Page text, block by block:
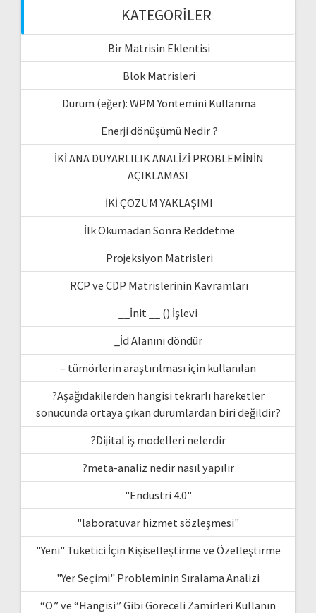
KATEGORILER
Bir Matrisin Eklentisi
Blok Matrisleri
Durum (eğer): WPM Yöntemini Kullanma
Enerji dönüşümü Nedir ?
İKİ ANA DUYARLILIK ANALİZİ PROBLEMİNİN
AÇIKLAMASI
İKİ ÇÖZÜM YAKLAŞIMI
İlk Okumadan Sonra Reddetme
Projeksiyon Matrisleri
RCP ve CDP Matrislerinin Kavramları
__İnit __ () İşlevi
_İd Alanını döndür
– tümörlerin araştırılması için kullanılan
?Aşağıdakilerden hangisi tekrarlı hareketler
sonucunda ortaya çıkan durumlardan biri değildir?
?Dijital iş modelleri nelerdir
?meta-analiz nedir nasıl yapılır
"Endüstri 4.0"
"laboratuvar hizmet sözleşmesi"
"Yeni" Tüketici İçin Kişiselleştirme ve Özelleştirme
"Yer Seçimi" Probleminin Sıralama Analizi
“O” ve “Hangisi” Gibi Göreceli Zamirleri Kullanın